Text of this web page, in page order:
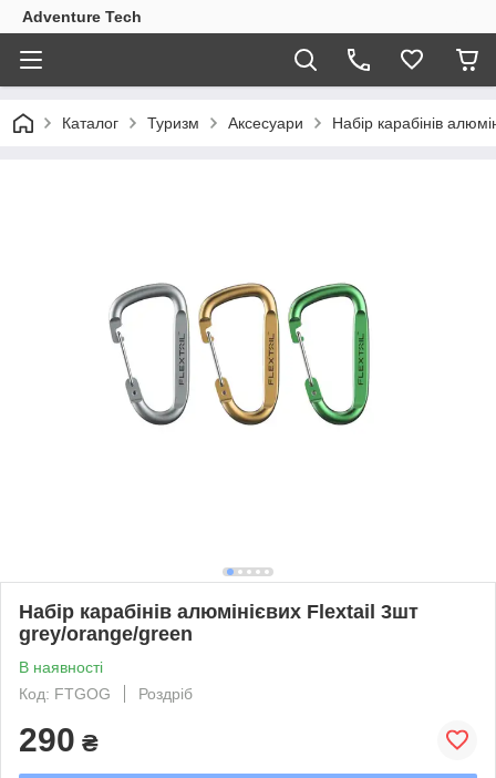
Adventure Tech
Каталог Туризм Аксесуари Набір карабінів
Набір карабінів алюмінієвих Flextail 3шт
grey/orange/green
В наявності
Код: FTGOG
Роздріб
290 ₴